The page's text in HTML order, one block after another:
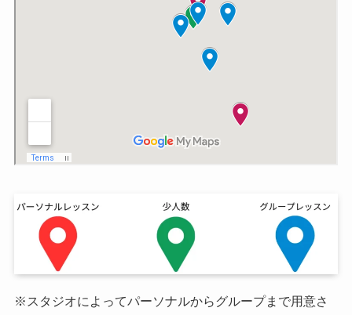
※スタジオによってパーソナルからグループまで用意さ